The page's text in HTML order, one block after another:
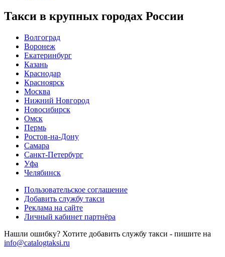
Такси в крупных городах России
Волгоград
Воронеж
Екатеринбург
Казань
Краснодар
Красноярск
Москва
Нижний Новгород
Новосибирск
Омск
Пермь
Ростов-на-Дону
Самара
Санкт-Петербург
Уфа
Челябинск
Пользовательское соглашение
Добавить службу такси
Реклама на сайте
Личный кабинет партнёра
Нашли ошибку? Хотите добавить службу такси - пишите на
info@catalogtaksi.ru